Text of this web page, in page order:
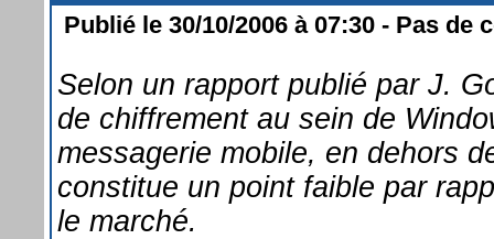
Publié le 30/10/2006 à 07:30 - Pas de
Selon un rapport publié par J.
de chiffrement au sein de
messagerie mobile, en dehors
constitue un point faible par
le marché.